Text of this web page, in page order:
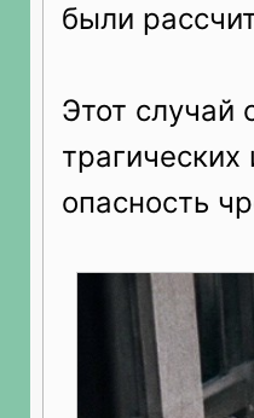
были
Этот случай
опасность